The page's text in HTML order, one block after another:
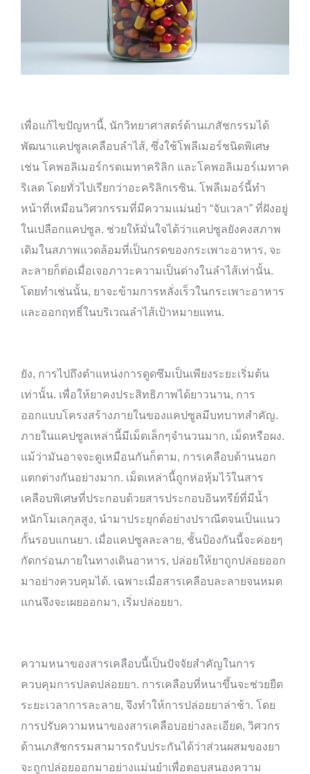
เพื่อแก้ไขปัญหานี้, นักวิทยาศาสตร์ด้านเภสัชกรรมได้
พัฒนาแคปซูลเคลือบลำไส้, ซึ่งใช้โพลีเมอร์ชนิดพิเศษ
เช่น โคพอลิเมอร์กรดเมทาคริลิก และโคพอลิเมอร์เมทาค
ริเลต โดยทั่วไปเรียกว่าอะคริลิกเรซิน. โพลีเมอร์นี้ทำ
หน้าที่เหมือนวิศวกรรมที่มีความแม่นยำ “จับเวลา” ที่ฝังอยู่
ในเปลือกแคปซูล. ช่วยให้มั่นใจได้ว่าแคปซูลยังคงสภาพ
เดิมในสภาพแวดล้อมที่เป็นกรดของกระเพาะอาหาร, จะ
ละลายก็ต่อเมื่อเจอภาวะความเป็นด่างในลำไส้เท่านั้น.
โดยทำเช่นนั้น, ยาจะข้ามการหลั่งเร็วในกระเพาะอาหาร
และออกฤทธิ์ในบริเวณลำไส้เป้าหมายแทน.
ยัง, การไปถึงตำแหน่งการดูดซึมเป็นเพียงระยะเริ่มต้น
เท่านั้น. เพื่อให้ยาคงประสิทธิภาพได้ยาวนาน, การ
ออกแบบโครงสร้างภายในของแคปซูลมีบทบาทสำคัญ.
ภายในแคปซูลเหล่านี้มีเม็ดเล็กๆจำนวนมาก, เม็ดหรือผง.
แม้ว่ามันอาจจะดูเหมือนกันก็ตาม, การเคลือบด้านนอก
แตกต่างกันอย่างมาก. เม็ดเหล่านี้ถูกห่อหุ้มไว้ในสาร
เคลือบพิเศษที่ประกอบด้วยสารประกอบอินทรีย์ที่มีน้ำ
หนักโมเลกุลสูง, นำมาประยุกต์อย่างปราณีตจนเป็นแนว
กั้นรอบแกนยา. เมื่อแคปซูลละลาย, ชั้นป้องกันนี้จะค่อยๆ
กัดกร่อนภายในทางเดินอาหาร, ปล่อยให้ยาถูกปล่อยออก
มาอย่างควบคุมได้. เฉพาะเมื่อสารเคลือบละลายจนหมด
แกนจึงจะเผยออกมา, เริ่มปล่อยยา.
ความหนาของสารเคลือบนี้เป็นปัจจัยสำคัญในการ
ควบคุมการปลดปล่อยยา. การเคลือบที่หนาขึ้นจะช่วยยืด
ระยะเวลาการละลาย, จึงทำให้การปล่อยยาล่าช้า. โดย
การปรับความหนาของสารเคลือบอย่างละเอียด, วิศวกร
ด้านเภสัชกรรมสามารถรับประกันได้ว่าส่วนผสมของยา
จะถูกปล่อยออกมาอย่างแม่นยำเพื่อตอบสนองความ